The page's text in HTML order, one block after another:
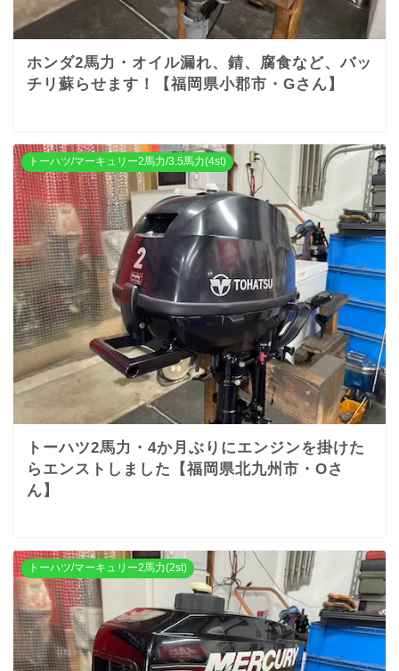
ホンダ2馬力・オイル漏れ、錆、腐食など、バッ
チリ蘇らせます！【福岡県小郡市・Gさん】
トーハツ/マーキュリー2馬力/3.5馬力(4st)
トーハツ2馬力・4か月ぶりにエンジンを掛けた
らエンストしました【福岡県北九州市・Oさ
ん】
トーハツ/マーキュリー2馬力(2st)